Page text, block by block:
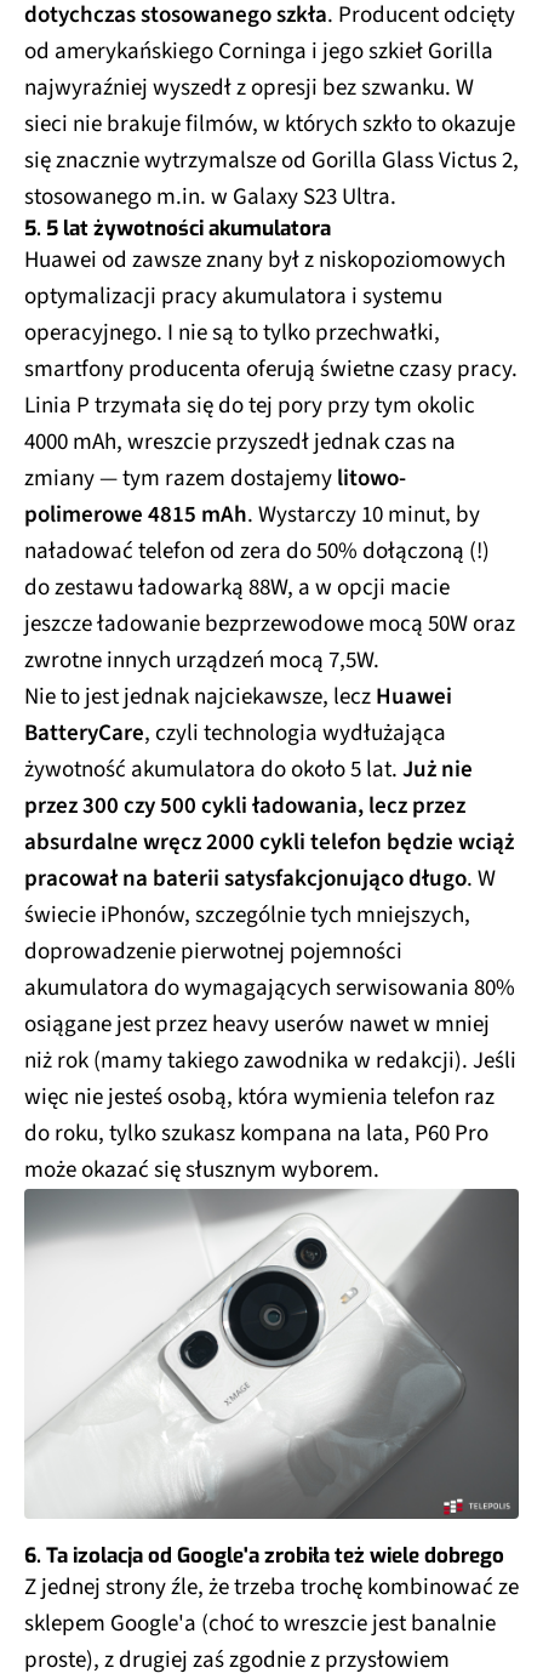
dotychczas stosowanego szkła. Producent odcięty
od amerykańskiego Corninga i jego szkieł Gorilla
najwyraźniej wyszedł z opresji bez szwanku. W
sieci nie brakuje filmów, w których szkło to okazuje
się znacznie wytrzymalsze od Gorilla Glass Victus 2,
stosowanego m.in. w Galaxy S23 Ultra.
5. 5 lat żywotności akumulatora
Huawei od zawsze znany był z niskopoziomowych
optymalizacji pracy akumulatora i systemu
operacyjnego. I nie są to tylko przechwałki,
smartfony producenta oferują świetne czasy pracy.
Linia P trzymała się do tej pory przy tym okolic
4000 mAh, wreszcie przyszedł jednak czas na
zmiany — tym razem dostajemylitowo-
polimerowe 4815 mAh. Wystarczy 10 minut, by
naładować telefon od zera do 50% dołączoną (!)
do zestawu ładowarką 88W, a w opcji macie
jeszcze ładowanie bezprzewodowe mocą 50W oraz
zwrotne innych urządzeń mocą 7,5W.
Nie to jest jednak najciekawsze, leczHuawei
BatteryCare, czyli technologia wydłużająca
żywotność akumulatora do około 5 lat.Już nie
przez 300 czy 500 cykli ładowania, lecz przez
absurdalne wręcz 2000 cykli telefon będzie wciąż
pracował na baterii satysfakcjonująco długo. W
świecie iPhonów, szczególnie tych mniejszych,
doprowadzenie pierwotnej pojemności
akumulatora do wymagających serwisowania 80%
osiągane jest przez heavy userów nawet w mniej
niż rok (mamy takiego zawodnika w redakcji). Jeśli
więc nie jesteś osobą, która wymienia telefon raz
do roku, tylko szukasz kompana na lata, P60 Pro
może okazać się słusznym wyborem.
6. Ta izolacja od Google'a zrobiła też wiele dobrego
Z jednej strony źle, że trzeba trochę kombinować ze
sklepem Google'a (choć to wreszcie jest banalnie
proste), z drugiej zaś zgodnie z przysłowiem